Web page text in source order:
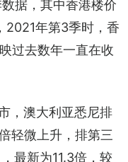
据，其中香港楼价
2021年第3季时，香
过去数年一直在收
，澳大利亚悉尼排
轻微上升，排第三
最新为11.3倍，较